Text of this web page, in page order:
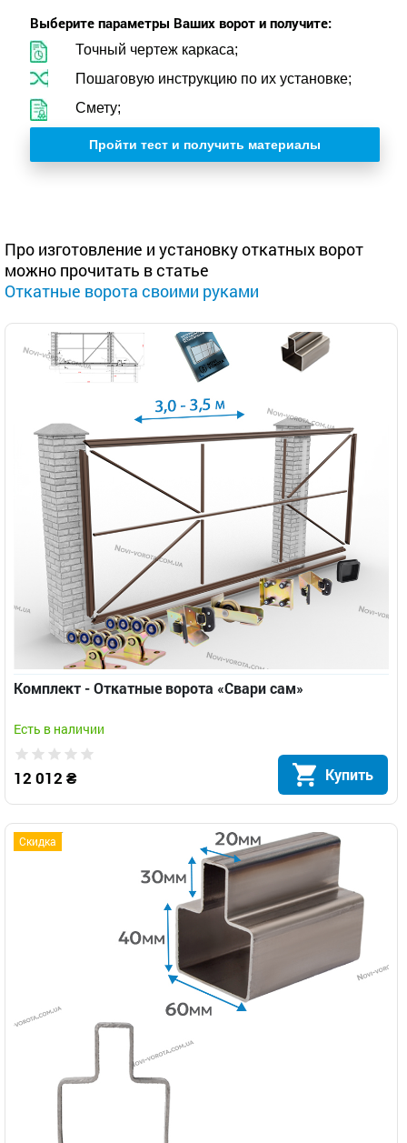
Выберите параметры Ваших ворот и получите:
Точный чертеж каркаса;
Пошаговую инструкцию по их установке;
Смету;
Пройти тест и получить материалы
Про изготовление и установку откатных ворот
можно прочитать в статье
Откатные ворота своими руками
Комплект - Откатные ворота «Свари сам»
Есть в наличии
12 012 ₴ Купить
Скидка